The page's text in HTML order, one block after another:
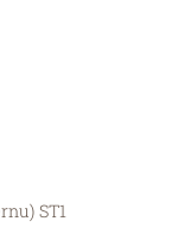
ST1